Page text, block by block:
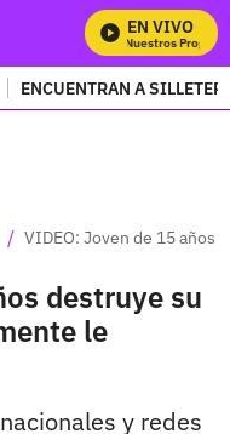
EN VIVO
Mira Todos Nuestros
ENCUENTRAN A
/ VIDEO: Joven de 15 años
destruye su
le
y redes